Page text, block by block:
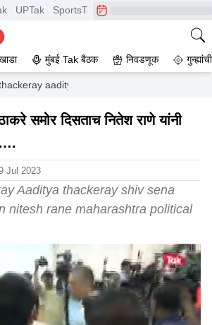
UPTak SportsTak CrimeTak
मुंबई Tak बैठक निवडणूक
aaditya thackeray shiv sena
समोर दिसताच नितेश राणे यांनी
Jul 2023
Aaditya thackeray shiv sena
nitesh rane maharashtra political